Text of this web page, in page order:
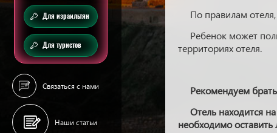
Для израильтян
Для туристов
Связаться с нами
Наши статьи
По правилам
Ребенок может
территориях отеля.
Рекомендуем
Отель находится
необходимо